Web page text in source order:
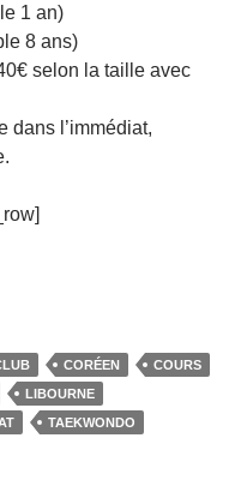
1 an)
8 ans)
selon la taille avec
dans l’immédiat,
CORÉEN
COURS
LIBOURNE
TAEKWONDO